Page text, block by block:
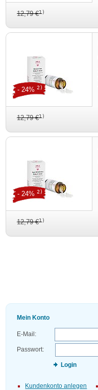
12,79 €1)
12,79 €1)
- 24% 2)
12,79 €1)
- 24% 2)
Mein Konto
E-Mail:
Passwort:
Login
Kundenkonto anlegen